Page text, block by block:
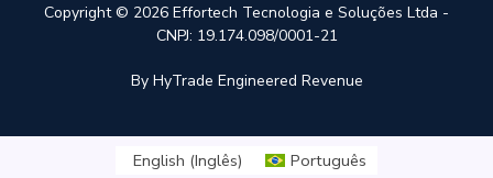
Copyright © 2026 Effortech Tecnologia e Soluções Ltda -
CNPJ: 19.174.098/0001-21
By HyTrade Engineered Revenue
English (Inglês) Português